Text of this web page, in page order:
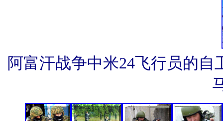
阿富汗战争中米24飞行员的